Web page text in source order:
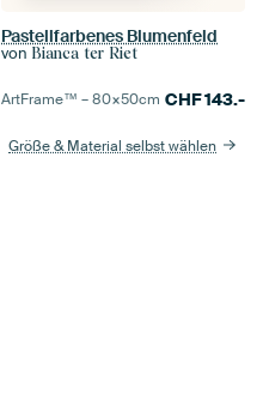
Pastellfarbenes Blumenfeld
von Bianca ter Riet
ArtFrame™ –80×50cm CHF143.-
Größe & Material selbst wählen